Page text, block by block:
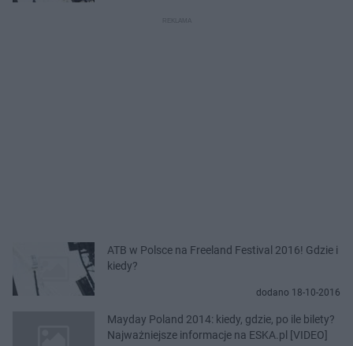
ATB w Polsce na Freeland Festival 2016! Gdzie i
kiedy?
dodano 18-10-2016
Mayday Poland 2014: kiedy, gdzie, po ile bilety?
Najważniejsze informacje na ESKA.pl [VIDEO]